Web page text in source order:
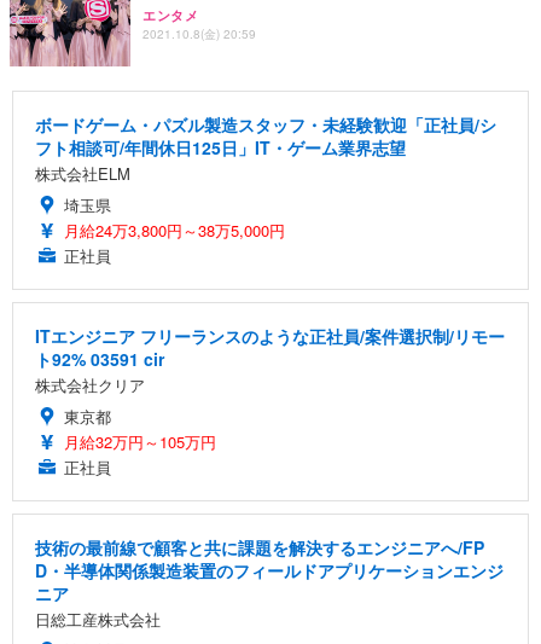
エンタメ
2021.10.8(金) 20:59
ボードゲーム・パズル製造スタッフ・未経験歓迎「正社員/シ
フト相談可/年間休日125日」IT・ゲーム業界志望
株式会社ELM
埼玉県
月給24万3,800円～38万5,000円
正社員
ITエンジニア フリーランスのような正社員/案件選択制/リモー
ト92% 03591 cir
株式会社クリア
東京都
月給32万円～105万円
正社員
技術の最前線で顧客と共に課題を解決するエンジニアへ/FP
D・半導体関係製造装置のフィールドアプリケーションエンジ
ニア
日総工産株式会社